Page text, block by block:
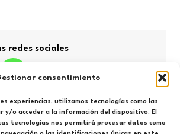
consentimiento
experiencias, utilizamos tecnologías como las
y/o acceder a la información del dispositivo. El
tecnologías nos permitirá procesar datos como
redes sociales
categorías